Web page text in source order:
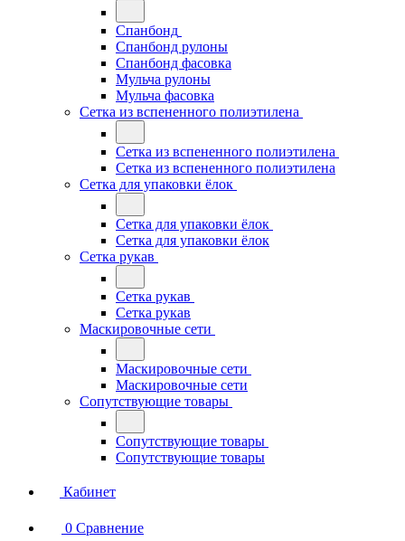
Спанбонд
Спанбонд рулоны
Спанбонд фасовка
Мульча рулоны
Мульча фасовка
Сетка из вспененного полиэтилена
Сетка из вспененного полиэтилена
Сетка из вспененного полиэтилена
Сетка для упаковки ёлок
Сетка для упаковки ёлок
Сетка для упаковки ёлок
Сетка рукав
Сетка рукав
Сетка рукав
Маскировочные сети
Маскировочные сети
Маскировочные сети
Сопутствующие товары
Сопутствующие товары
Сопутствующие товары
Кабинет
0 Сравнение